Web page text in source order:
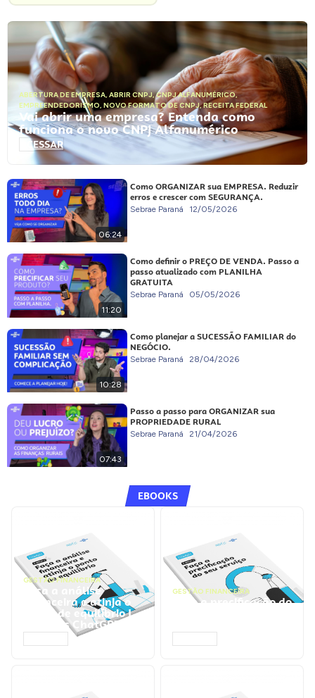
ABERTURA DE EMPRESA, ABRIR CNPJ,CNPJ ALFANUMÉRICO,
EMPREENDEDORISMO, NOVO FORMATO DE CNPJ,RECEITA FEDERAL
Vai abrir uma empresa? Entenda como
funciona o novo CNPJ Alfanumérico
ACESSAR
06:24
Como ORGANIZAR sua EMPRESA. Reduzir
erros e crescer com SEGURANÇA.
Sebrae Paraná 12/05/2026
11:20
Como definir o PREÇO DE VENDA. Passo a
passo atualizado com PLANILHA
GRATUITA
Sebrae Paraná 05/05/2026
10:28
Como planejar a SUCESSÃO FAMILIAR do
NEGÓCIO.
Sebrae Paraná 28/04/2026
07:43
Passo a passo para ORGANIZAR sua
PROPRIEDADE RURAL
Sebrae Paraná 21/04/2026
EBOOKS
GESTÃO FINANCEIRA
Faça a análise
financeira e atinja o
ponto de equilíbrio |
Prompts ChatGPT
GESTÃO FINANCEIRA
Faça a precificação do